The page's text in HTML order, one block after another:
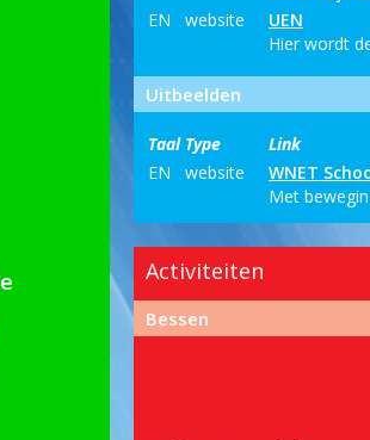
EN
website
UEN
Hier wordt
Uitbeelden
Taal Type
Link
EN
website
WNET
Met
Activiteiten
Bessen